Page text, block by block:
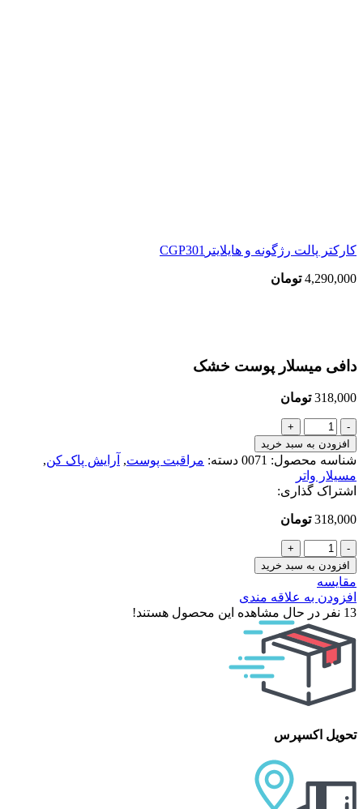
کارکتر پالت رژگونه و هايلايترCGP301
4,290,000 تومان
دافی میسلار پوست خشک
318,000 تومان
دافی
میسلار
پوست
خشک
عدد
افزودن به سبد خرید
شناسه محصول: 0071 دسته: مراقبت پوست, آرایش پاک کن,
مسیلار واتر
اشتراک گذاری:
318,000 تومان
دافی
میسلار
پوست
خشک
عدد
افزودن به سبد خرید
مقایسه
افزودن به علاقه مندی
13 نفر در حال مشاهده این محصول هستند!
تحویل اکسپرس